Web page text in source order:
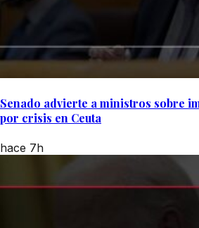
Senado advierte a ministros sobre
por crisis en Ceuta
hace 7h